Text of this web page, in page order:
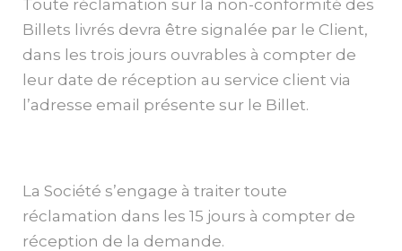
Toute réclamation sur la non-conformité des
Billets livrés devra être signalée par le Client,
dans les trois jours ouvrables à compter de
leur date de réception au service client via
l’adresse email présente sur le Billet.
La Société s’engage à traiter toute
réclamation dans les 15 jours à compter de
réception de la demande.